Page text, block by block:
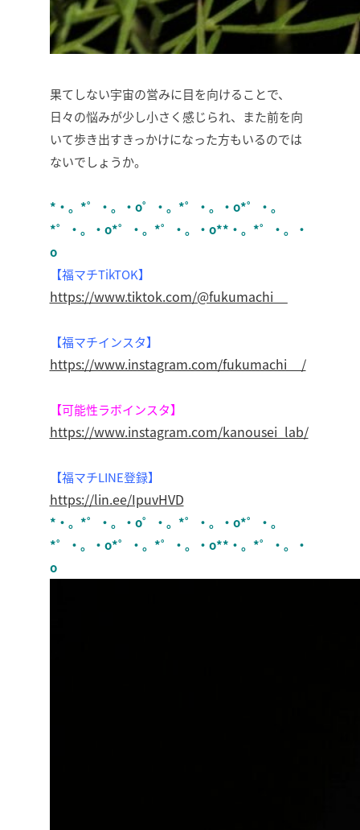
果てしない宇宙の営みに目を向けることで、
日々の悩みが少し小さく感じられ、また前を向
いて歩き出すきっかけになった方もいるのでは
ないでしょうか。
*・。*゜・。・o゜・。*゜・。・o*゜・。
*゜・。・o*゜・。*゜・。・o**・。*゜・。・
o
【福マチTikTOK】
https://www.tiktok.com/@fukumachi__
【福マチインスタ】
https://www.instagram.com/fukumachi__/
【可能性ラボインスタ】
https://www.instagram.com/kanousei_lab/
【福マチLINE登録】
https://lin.ee/IpuvHVD
*・。*゜・。・o゜・。*゜・。・o*゜・。
*゜・。・o*゜・。*゜・。・o**・。*゜・。・
o